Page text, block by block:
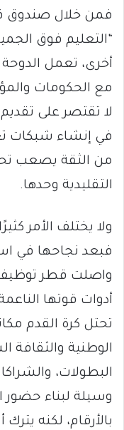
فمن خلال صندوق
“التعليم فوق
أخرى، تعمل
مع الحكومات
لا تقتصر على
في إنشاء شبكات
من الثقة يصعب
التقليدية وحدها.
ولا يختلف الأمر
واصلت قطر توظيف
أدوات قوتها
تحتل كرة القدم
الوطنية والثقافة
البطولات،
وسيلة لبناء
بالأرقام، لكنه